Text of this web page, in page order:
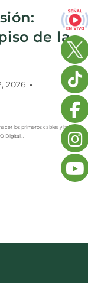
de la
2026
los primeros cables y las
Digital…